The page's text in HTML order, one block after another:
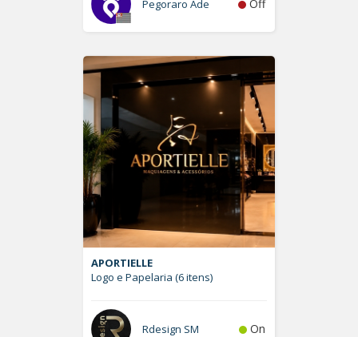
Pegoraro Ade Off
APORTIELLE
Logo e Papelaria (6 itens)
Rdesign SM On